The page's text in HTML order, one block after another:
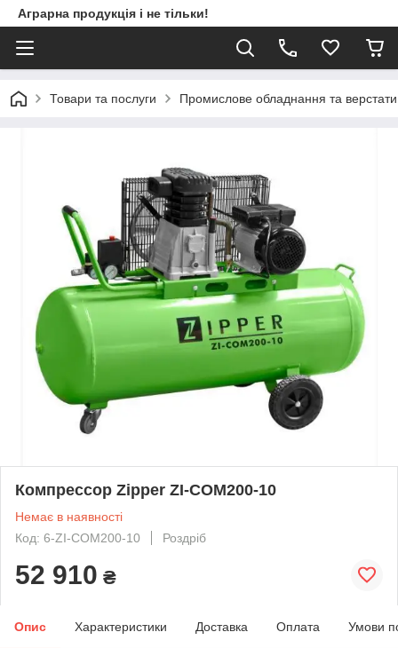
Аграрна продукція і не тільки!
Товари та послуги Промислове обладнання та верстати
Компрессор Zipper ZI-COM200-10
Немає в наявності
Код: 6-ZI-COM200-10
Роздріб
52 910 ₴
Опис Характеристики Доставка Оплата Умови